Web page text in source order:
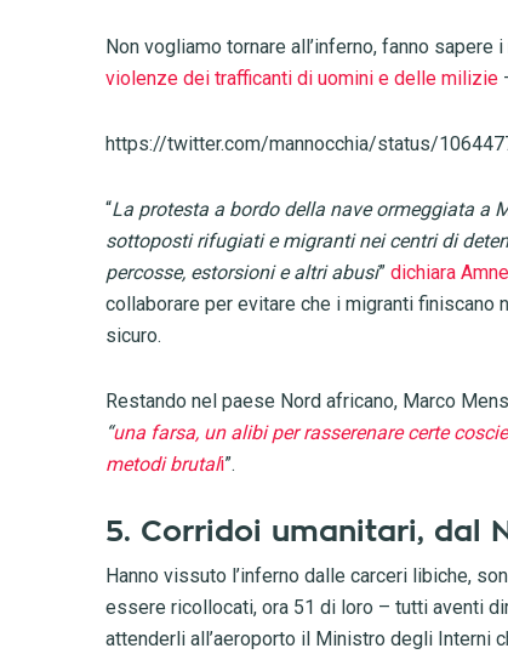
Non vogliamo tornare all’inferno, fanno sapere
violenze dei trafficanti di uomini e delle milizie
https://twitter.com/mannocchia/status/
“La protesta a bordo della nave ormeggiata a
sottoposti rifugiati e migranti nei centri di
percosse, estorsioni e altri abusi” dichiara
collaborare per evitare che i migranti
sicuro.
Restando nel paese Nord africano, Marco
“una farsa, un alibi per rasserenare certe
metodi brutali”.
5. Corridoi umanitari, dal
Hanno vissuto l’inferno dalle carceri libiche,
essere ricollocati, ora 51 di loro – tutti aventi
attenderli all’aeroporto il Ministro degli Interni